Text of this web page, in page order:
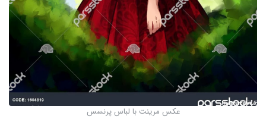
عکس مرینت با لباس پرنسس